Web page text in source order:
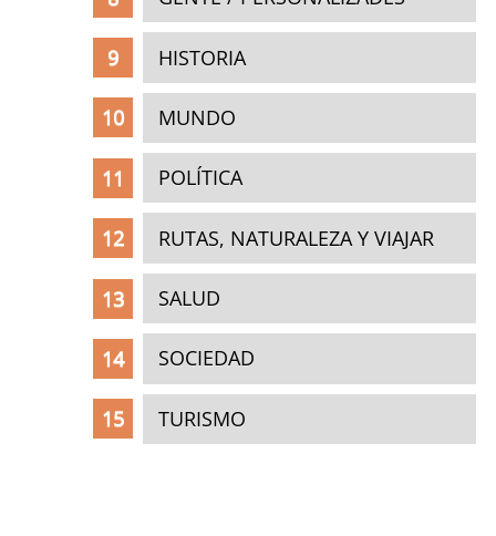
HISTORIA
MUNDO
POLÍTICA
RUTAS, NATURALEZA Y VIAJAR
SALUD
SOCIEDAD
TURISMO